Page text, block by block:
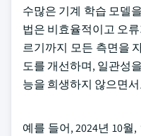
수많은 기계 학습 모델
법은 비효율적이고 오
르기까지 모든 측면을
도를 개선하며, 일관성
능을 희생하지 않으면
예를 들어, 2024년 10